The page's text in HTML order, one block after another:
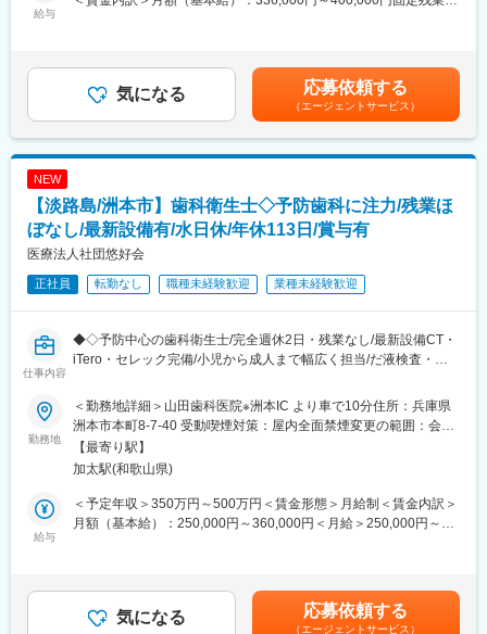
実に広がっています。今後はさらなる成長を見越し、新たな施設
■入社後の流れ：
▼現場研修（2週間）
まずは介護の現場に入り、現場の介護スタッフが日々、どんな働
きをしているか「見て学ぶ」期間からはじまります。
ョンの取り方や、利用者様・ご家族様へのご案内のコツなどを学
びます。慣れてきたら簡単なサポート業務もお任せし、少しずつ
できることを増やしていただく想定です。
↓
研修期間は約3カ月の想定ですが、あなたの成長度にあわせて調整
変更の範囲：会社の定める業務
＜具体的な業務内容＞
・医療機器の据付・定期点検・修理（緊急・予定）作業
・顧客の問題を迅速に社内へのエスカレーションを行う
■担当製品：
医療機関で使用されるCTやMRI、カテーテル治療に使われる画像
けでなく医療情報連携の最適化、病院内のワークフロー改善等医
■働き方：コアタイムなしのフレックス勤務制でございますのでご
自身の裁量を持って就業することが可能です。また製品トラブル
要な場合は拠点ごとに当番を決めており対応を行っております。※
緊急対応の頻度は各拠点で月1～3回程度/遠方の場合は協力会社に
依頼を行うケースがあります。
入社時研修（座学）後に現場配属となります。OJT研修メイン
で、先輩社員と帯同しながら業務習得をしていただきます。
与（1pt=1円相当、非課税）
・Care leave制度…有給に加え10日間の本人／家族の為のケア休
給与
＞■昇給：年1回■上記年収は30時間分の時間外勤務手当が含まれ
ております※上記年収範囲は目安でございますので、ご経験や選考
の過程で上下することがございます※年度途中入社者は対象期間
中、日割計算あり賃金はあくまでも目安の金額であり、選考を通
じて上下する可能性があります。月給(月額)は固定手当を含めた表
気になる 応募依頼する
（エージェントサービス）
NEW
【淡路島/洲本市】歯科衛生士◇予防歯科に注力/残業ほ
ぼなし/最新設備有/水日休/年休113日/賞与有
医療法人社団悠好会
正社員 転勤なし 職種未経験歓迎 業種未経験歓迎
仕事内容
◆◇予防中心の歯科衛生士/完全週休2日・残業なし/最新設備CT・
iTero・セレック完備/小児から成人まで幅広く担当/だ液検査・歯
保完備・退職金あり◇◆
■職務内容：
歯科衛生士として診療補助と予防処置をお任せします。予防中心
の地域密着クリニックで、残業なし・最新設備のもと長く働ける
環境です。
・小児～高齢者へのブラッシング指導・生活習慣アドバイス
・定期健診・メンテナンス患者様の管理、次回予約フォロー
勤務地
＜勤務地詳細＞山田歯科医院※洲本IC より車で10分住所：兵庫県
洲本市本町8-7-40 受動喫煙対策：屋内全面禁煙変更の範囲：会社
の定める事業所
【最寄り駅】
加太駅(和歌山県)
給与
＜予定年収＞350万円～500万円＜賃金形態＞月給制＜賃金内訳＞
月額（基本給）：250,000円～360,000円＜月給＞250,000円～
気になる 応募依頼する
（エージェントサービス）